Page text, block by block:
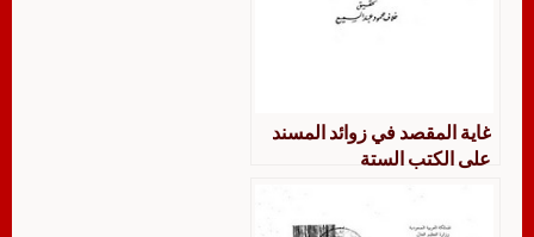
غاية المقصد في زوائد المسند
على الكتب الستة